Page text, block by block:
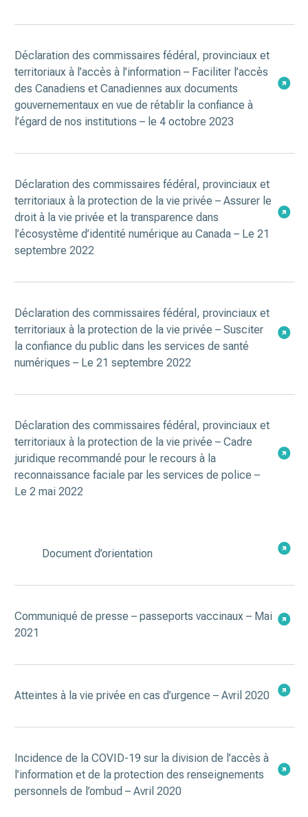
Déclaration des commissaires fédéral, provinciaux et
territoriaux à l’accès à l’information – Faciliter l’accès
des Canadiens et Canadiennes aux documents
gouvernementaux en vue de rétablir la confiance à
l’égard de nos institutions – le 4 octobre 2023
Déclaration des commissaires fédéral, provinciaux et
territoriaux à la protection de la vie privée – Assurer le
droit à la vie privée et la transparence dans
l’écosystème d’identité numérique au Canada – Le 21
septembre 2022
Déclaration des commissaires fédéral, provinciaux et
territoriaux à la protection de la vie privée – Susciter
la confiance du public dans les services de santé
numériques – Le 21 septembre 2022
Déclaration des commissaires fédéral, provinciaux et
territoriaux à la protection de la vie privée – Cadre
juridique recommandé pour le recours à la
reconnaissance faciale par les services de police –
Le 2 mai 2022
Document d’orientation
Communiqué de presse – passeports vaccinaux – Mai
2021
Atteintes à la vie privée en cas d’urgence – Avril 2020
Incidence de la COVID-19 sur la division de l’accès à
l’information et de la protection des renseignements
personnels de l’ombud – Avril 2020